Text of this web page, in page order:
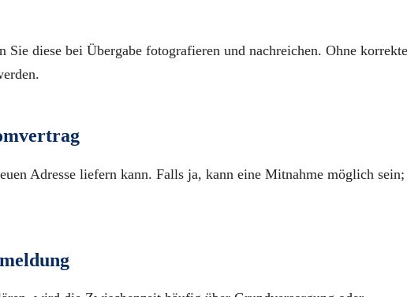
Sie diese bei Übergabe fotografieren und nachreichen. Ohne korrekte
Adresse liefern kann. Falls ja, kann eine Mitnahme möglich sein;